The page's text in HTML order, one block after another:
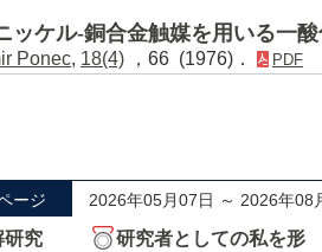
ッケル-銅合金触媒を用いる一
Ponec, 18(4) ，66 (1976)． PDF
ージ 2026年05月07日 ～ 2026年08
研究
研究者としての私を形